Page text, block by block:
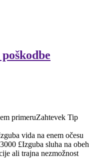
primeruZahtevek Tip
vida na enem očesu
£Izguba sluha na obeh
ali trajna nezmožnost